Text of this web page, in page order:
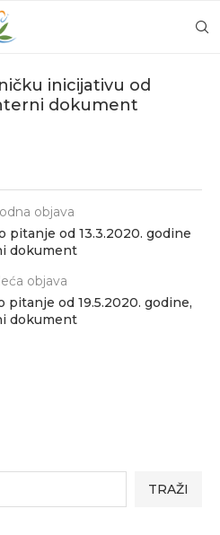
inicijativu od
dokument
objava
pitanje od 13.3.2020. godine
dokument
objava
od 19.5.2020. godine,
dokument
TRAŽI